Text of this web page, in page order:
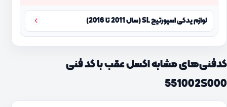
لوازم یدکی اسپورتیج SL (سال 2011 تا 2016)
کدفنی‌های مشابه اکسل عقب با کد فنی
551002S000